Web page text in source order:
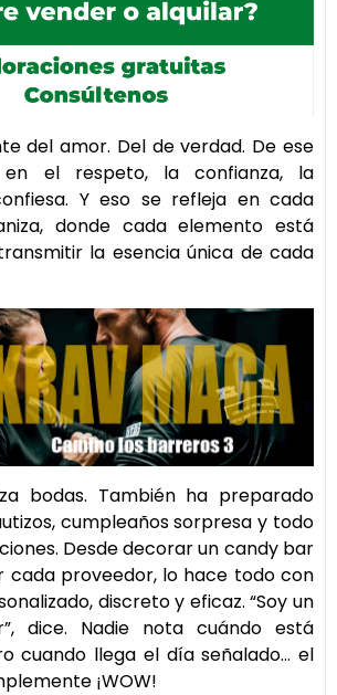
del amor. Del de verdad. De ese
el respeto, la confianza, la
Y eso se refleja en cada
donde cada elemento está
la esencia única de cada
bodas. También ha preparado
cumpleaños sorpresa y todo
Desde decorar un candy bar
cada proveedor, lo hace todo con
discreto y eficaz. “Soy un
dice. Nadie nota cuándo está
cuando llega el día señalado… el
¡WOW!